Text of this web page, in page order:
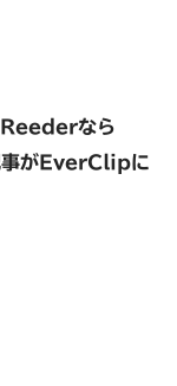
Reederなら
事がEverClipに